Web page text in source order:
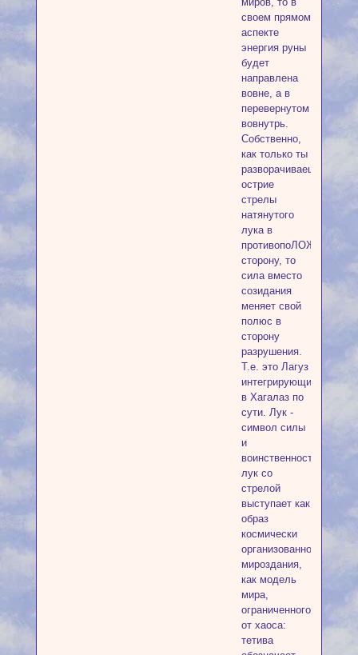
своем прямом
аспекте
энергия руны
будет
направлена
вовне, а в
перевернутом
вовнутрь.
Собственно,
как только ты
разворачиваешь
острие
стрелы
натянутого
лука в
противопоЛОЖную
сторону, то
сила вместо
созидания
меняет свой
полюс в
сторону
разрушения.
Т.е. это Лагуз
интегрирующийся
в Хагалаз по
сути. Лук -
символ силы
и
воинственности,
лук со
стрелой
выступает как
образ
космически
организованного
мироздания,
как модель
мира,
ограниченного
от хаоса:
тетива